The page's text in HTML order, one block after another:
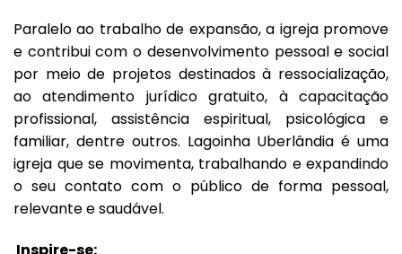
Paralelo ao trabalho de expansão, a igreja promove
e contribui com o desenvolvimento pessoal e social
por meio de projetos destinados à ressocialização,
ao atendimento jurídico gratuito, à capacitação
profissional, assistência espiritual, psicológica e
familiar, dentre outros. Lagoinha Uberlândia é uma
igreja que se movimenta, trabalhando e expandindo
o seu contato com o público de forma pessoal,
relevante e saudável.